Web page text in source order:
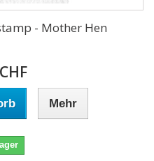
- Mother Hen
Mehr